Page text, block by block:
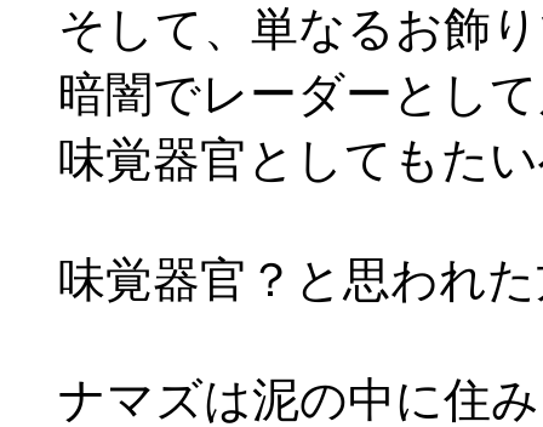
そして、単なるお飾
暗闇でレーダーとし
味覚器官としてもた
味覚器官？と思われ
ナマズは泥の中に住